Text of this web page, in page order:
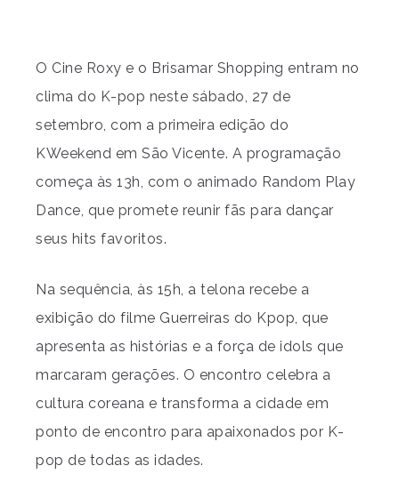
O Cine Roxy e o Brisamar Shopping entram no
clima do K-pop neste sábado, 27 de
setembro, com a primeira edição do
KWeekend em São Vicente. A programação
começa às 13h, com o animado Random Play
Dance, que promete reunir fãs para dançar
seus hits favoritos.
Na sequência, às 15h, a telona recebe a
exibição do filme Guerreiras do Kpop, que
apresenta as histórias e a força de idols que
marcaram gerações. O encontro celebra a
cultura coreana e transforma a cidade em
ponto de encontro para apaixonados por K-
pop de todas as idades.